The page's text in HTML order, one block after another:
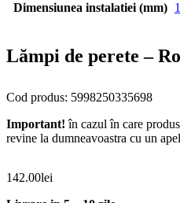
Dimensiunea instalatiei (mm)
Lămpi de perete –
Cod produs: 5998250335698
Important! în cazul în care
revine la dumneavoastra cu un
142.00lei